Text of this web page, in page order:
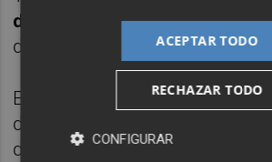
de Urbina
y del responsable
de LaLiga,
Francisco Martínez
El programa abordará también
denominada culpa 'in
de fútbol y la responsabilidad
ACEPTAR TODO
RECHAZAR TODO
CONFIGURAR